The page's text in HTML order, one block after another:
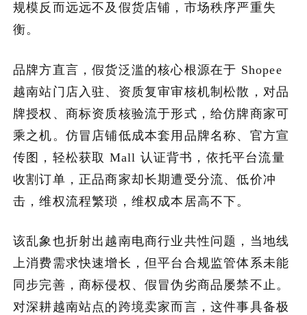
规模反而远远不及假货店铺，市场秩序严重失
衡。
品牌方直言，假货泛滥的核心根源在于 Shopee
越南站门店入驻、资质复审审核机制松散，对品
牌授权、商标资质核验流于形式，给仿牌商家可
乘之机。仿冒店铺低成本套用品牌名称、官方宣
传图，轻松获取 Mall 认证背书，依托平台流量
收割订单，正品商家却长期遭受分流、低价冲
击，维权流程繁琐，维权成本居高不下。
该乱象也折射出越南电商行业共性问题，当地线
上消费需求快速增长，但平台合规监管体系未能
同步完善，商标侵权、假冒伪劣商品屡禁不止。
对深耕越南站点的跨境卖家而言，这件事具备极